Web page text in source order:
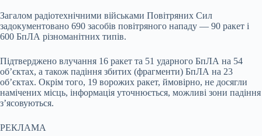
Загалом радіотехнічними військами Повітряних Сил
задокументовано 690 засобів повітряного нападу — 90 ракет і
600 БпЛА різноманітних типів.
Підтверджено влучання 16 ракет та 51 ударного БпЛА на 54
об’єктах, а також падіння збитих (фрагменти) БпЛА на 23
об’єктах. Окрім того, 19 ворожих ракет, ймовірно, не досягли
намічених місць, інформація уточнюється, можливі зони падіння
з’ясовуються.
РЕКЛАМА